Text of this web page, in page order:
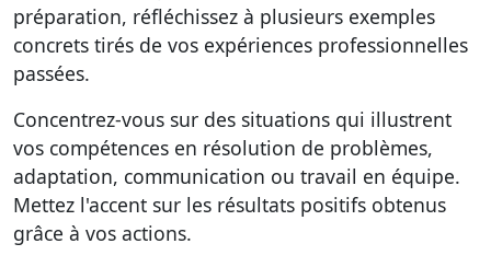
préparation, réfléchissez à plusieurs exemples
concrets tirés de vos expériences professionnelles
passées.
Concentrez-vous sur des situations qui illustrent
vos compétences en résolution de problèmes,
adaptation, communication ou travail en équipe.
Mettez l'accent sur les résultats positifs obtenus
grâce à vos actions.